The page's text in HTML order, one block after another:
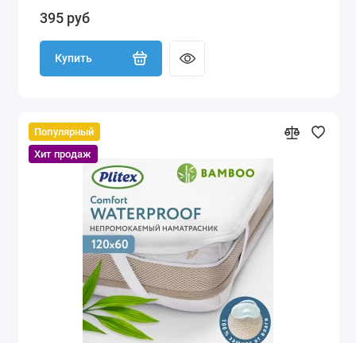
395 руб
Купить
Популярный
Хит продаж